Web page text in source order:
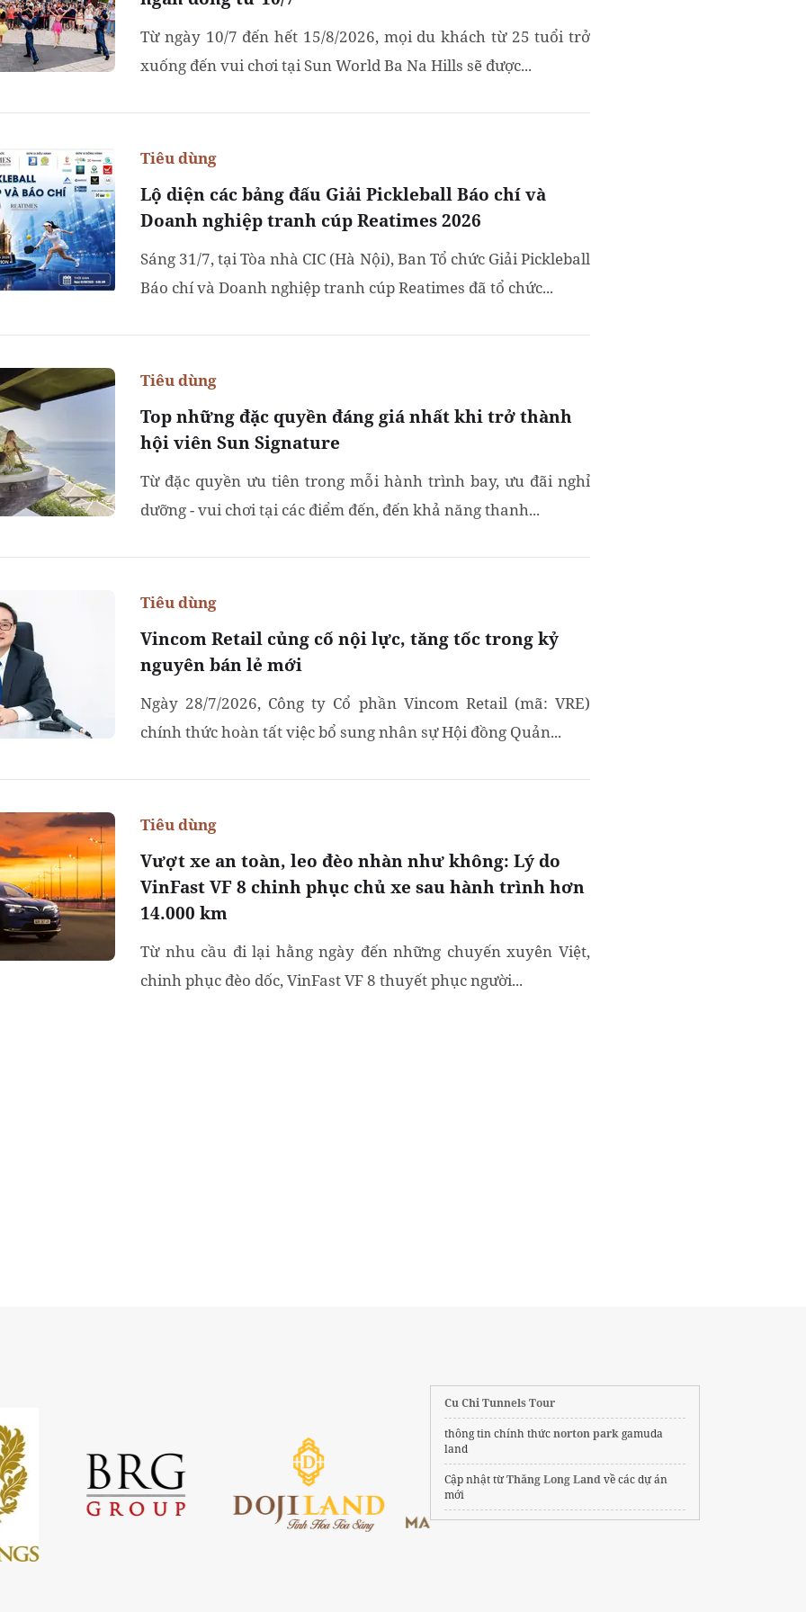
Từ ngày 10/7 đến hết 15/8/2026, mọi du khách từ 25 tuổi trở
xuống đến vui chơi tại Sun World Ba Na Hills sẽ được...
Lộ diện các bảng đấu Giải Pickleball Báo chí và
Doanh nghiệp tranh cúp Reatimes 2026
Tiêu dùng
Sáng 31/7, tại Tòa nhà CIC (Hà Nội), Ban Tổ chức Giải Pickleball
Báo chí và Doanh nghiệp tranh cúp Reatimes đã tổ chức...
Top những đặc quyền đáng giá nhất khi trở thành
hội viên Sun Signature
Tiêu dùng
Từ đặc quyền ưu tiên trong mỗi hành trình bay, ưu đãi nghỉ
dưỡng - vui chơi tại các điểm đến, đến khả năng thanh...
Vincom Retail củng cố nội lực, tăng tốc trong kỷ
nguyên bán lẻ mới
Tiêu dùng
Ngày 28/7/2026, Công ty Cổ phần Vincom Retail (mã: VRE)
chính thức hoàn tất việc bổ sung nhân sự Hội đồng Quản...
Vượt xe an toàn, leo đèo nhàn như không: Lý do
VinFast VF 8 chinh phục chủ xe sau hành trình hơn
14.000 km
Tiêu dùng
Từ nhu cầu đi lại hằng ngày đến những chuyến xuyên Việt,
chinh phục đèo dốc, VinFast VF 8 thuyết phục người...
Cu Chi Tunnels Tour
thông tin chính thứcnorton parkgamuda
land
Cập nhật từThăng Long Landvề các dự án
mới
Tour Cát Bà